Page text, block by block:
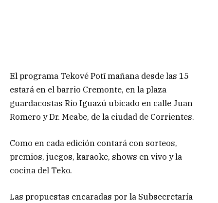
El programa Tekové Potī mañana desde las 15
estará en el barrio Cremonte, en la plaza
guardacostas Río Iguazú ubicado en calle Juan
Romero y Dr. Meabe, de la ciudad de Corrientes.
Como en cada edición contará con sorteos,
premios, juegos, karaoke, shows en vivo y la
cocina del Teko.
Las propuestas encaradas por la Subsecretaría